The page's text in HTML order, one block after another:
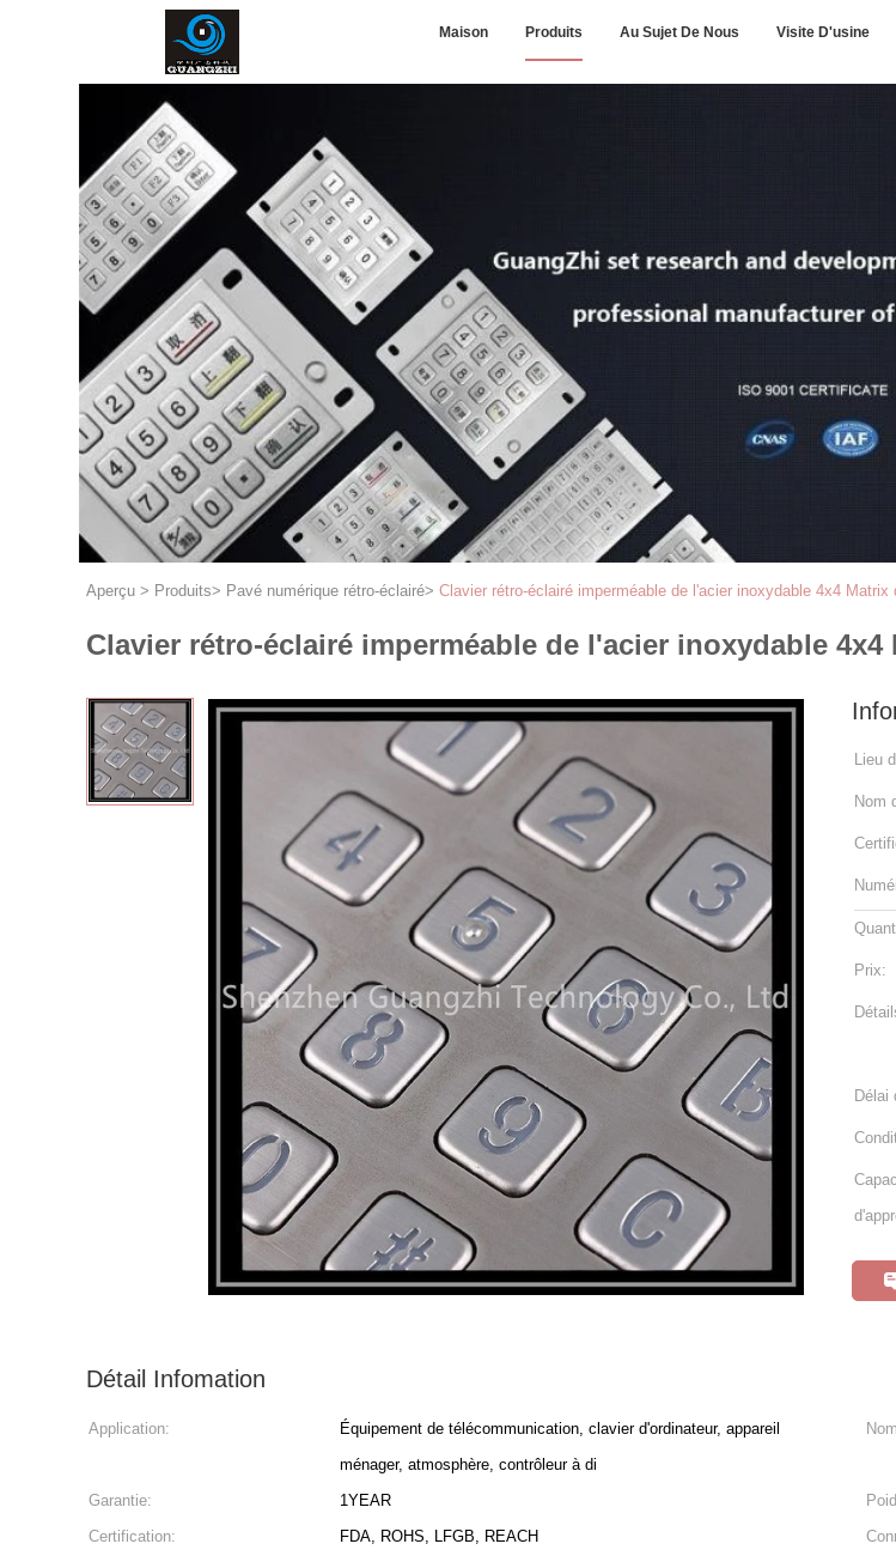
Maison Produits Au Sujet De Nous Visite D'usine
Aperçu > Produits> Pavé numérique rétro-éclairé> Clavier rétro-éclairé imperméable de l'acier inoxydable 4x4 Matrix
Clavier rétro-éclairé imperméable de l'acier inoxydable
Lieu
Nom
Prix:
Délai
Détail Infomation
Application:
Équipement de télécommunication, clavier d'ordinateur, appareil
ménager, atmosphère, contrôleur à di
Garantie:
1YEAR
Certification:
FDA, ROHS, LFGB, REACH